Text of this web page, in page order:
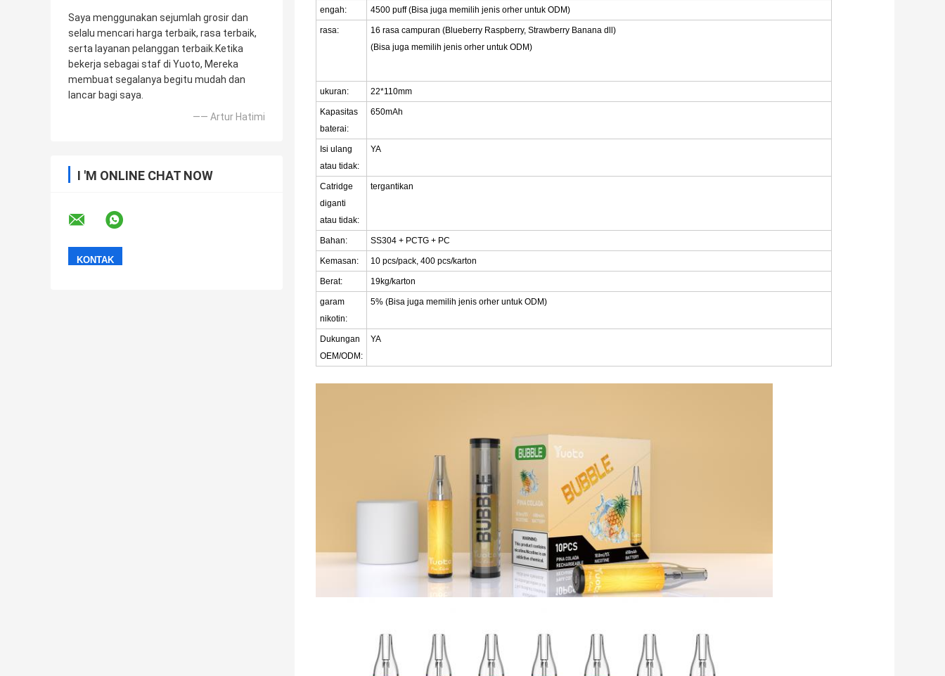
Saya menggunakan sejumlah grosir dan
selalu mencari harga terbaik, rasa terbaik,
serta layanan pelanggan terbaik.Ketika
bekerja sebagai staf di Yuoto, Mereka
membuat segalanya begitu mudah dan
lancar bagi saya.
—— Artur Hatimi
I 'M ONLINE CHAT NOW
engah: 4500 puff (Bisa juga memilih jenis orher untuk ODM)
rasa:
16 rasa campuran (Blueberry Raspberry, Strawberry Banana dll)
(Bisa juga memilih jenis orher untuk ODM)
ukuran: 22*110mm
Kapasitas
baterai:
650mAh
Isi ulang
atau tidak:
YA
Catridge
diganti
atau tidak:
tergantikan
Bahan: SS304 + PCTG + PC
Kemasan: 10 pcs/pack, 400 pcs/karton
Berat: 19kg/karton
garam
nikotin:
5% (Bisa juga memilih jenis orher untuk ODM)
Dukungan
OEM/ODM:
YA